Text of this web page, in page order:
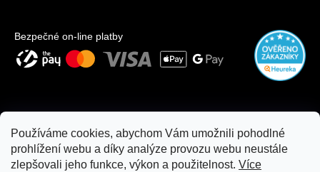
Používáme cookies, abychom Vám umožnili pohodlné
prohlížení webu a díky analýze provozu webu neustále
zlepšovali jeho funkce, výkon a použitelnost. Více
330
Kč
Bezpečné on-line platby